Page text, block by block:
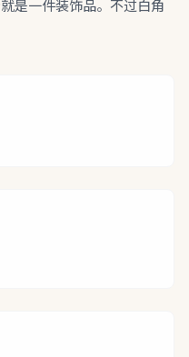
是一件装饰品。不过白角